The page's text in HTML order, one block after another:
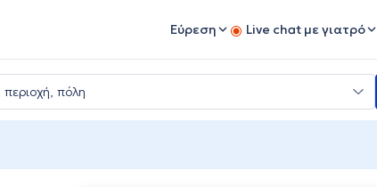
Εύρεση Live chat με γιατρό